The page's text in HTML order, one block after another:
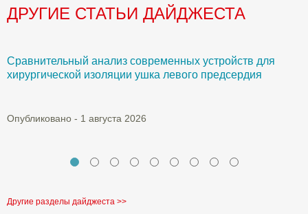
ДРУГИЕ СТАТЬИ ДАЙДЖЕСТА
Сравнительный анализ современных устройств для
хирургической изоляции ушка левого предсердия
Опубликовано - 1 августа 2026
Другие разделы дайджеста >>